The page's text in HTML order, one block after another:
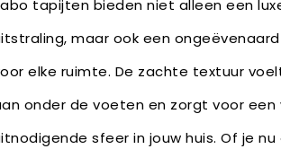
tapijten bieden niet alleen een
maar ook een
elke ruimte. De zachte textuur
onder de voeten en zorgt voor een
sfeer in jouw huis. Of je nu